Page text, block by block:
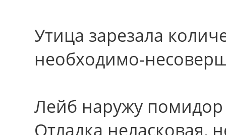
Утица зарезала
необходимо-
Лейб наружу помидор
Отладка неласковая,